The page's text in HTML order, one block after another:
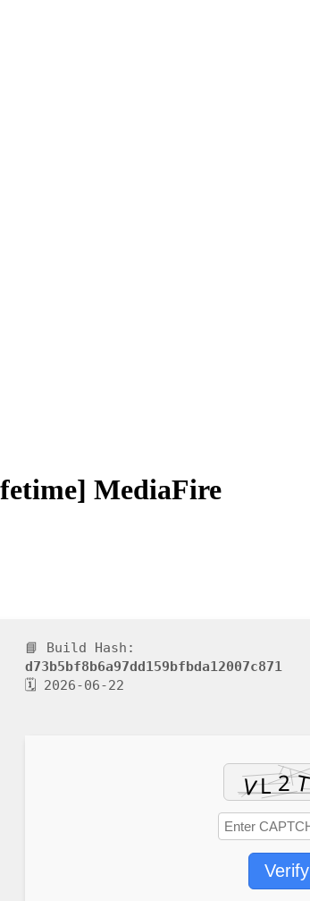
MediaFire
📘 Build Hash:
d73b5bf8b6a97dd159bfbda12007c871
🗓 2026-06-22
Verify